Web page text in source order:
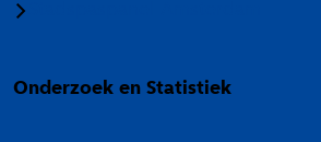
Onderzoek en Statistiek